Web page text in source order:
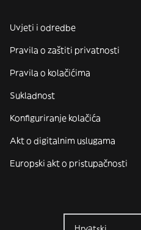
Uvjeti i odredbe
Pravila o zaštiti privatnosti
Pravila o kolačićima
Sukladnost
Konfiguriranje kolačića
Akt o digitalnim uslugama
Europski akt o pristupačnosti